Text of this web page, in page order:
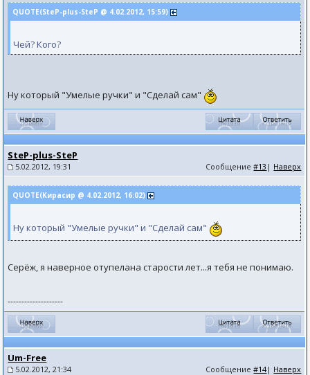
QUOTE(SteP-plus-SteP @ 4.02.2012, 15:59)
Чей? Кого?
Ну который "Умелые ручки" и "Сделай сам"
SteP-plus-SteP
5.02.2012, 19:31 Сообщение#13 | Наверх
QUOTE(Кирасир @ 4.02.2012, 16:02)
Ну который "Умелые ручки" и "Сделай сам"
Серёж, я наверное отупелана старости лет...я тебя не понимаю.
--------------------
Um-Free
5.02.2012, 21:34 Сообщение#14| Наверх